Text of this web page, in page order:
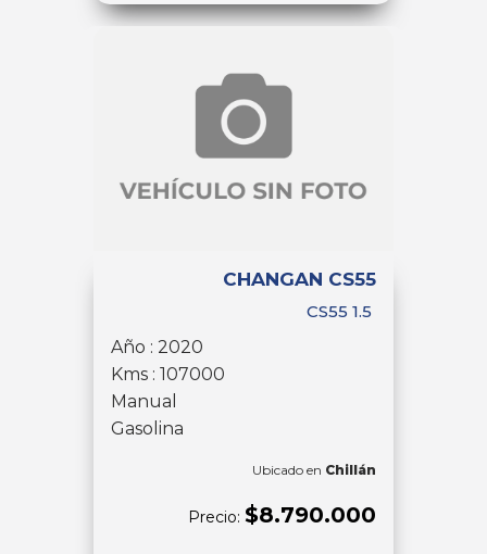
CHANGAN CS55
CS55 1.5
Año : 2020
Kms : 107000
Manual
Gasolina
Ubicado en Chillán
Precio: $8.790.000